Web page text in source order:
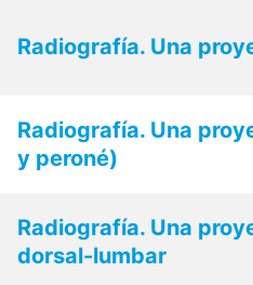
Radiografía. Una
Radiografía. Una
y peroné)
Radiografía. Una
dorsal-lumbar